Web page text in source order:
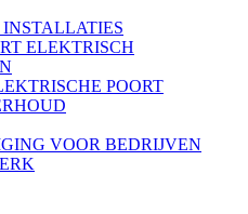
ELEKTRISCH
POORT
VOOR BEDRIJVEN